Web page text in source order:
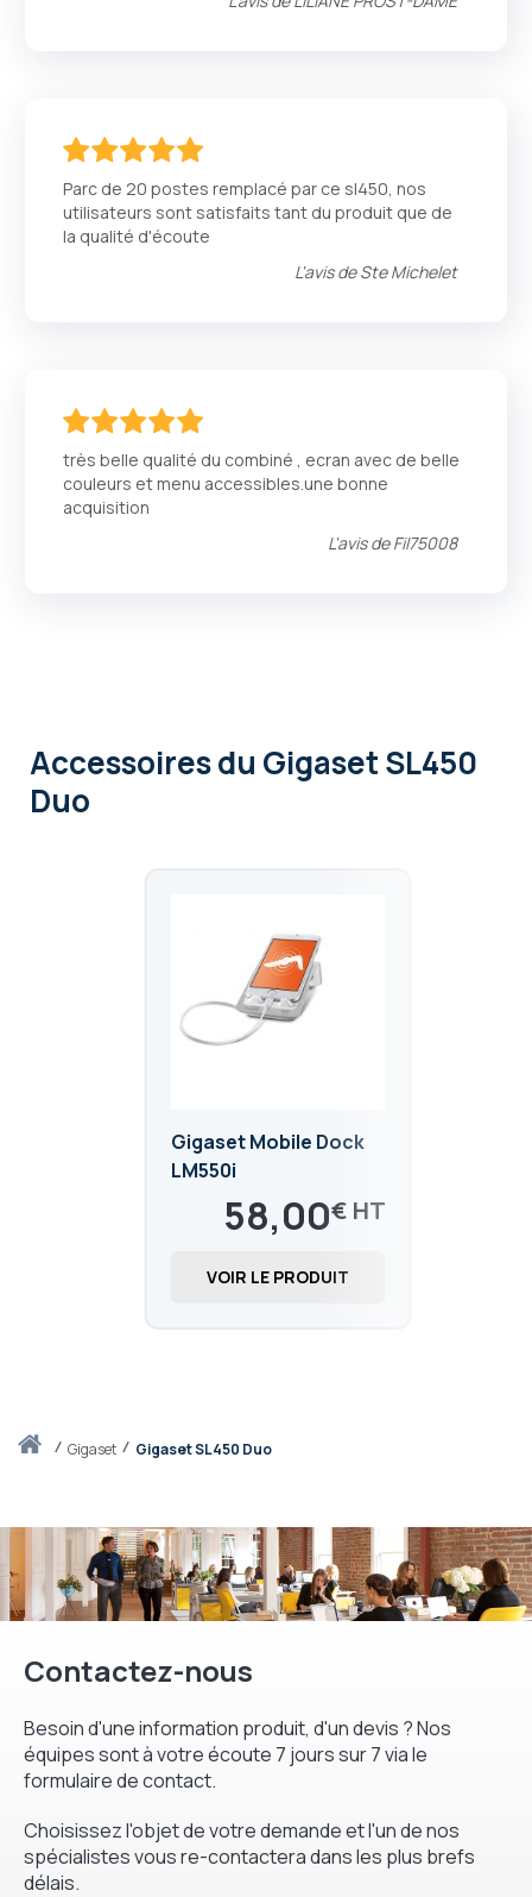
Accueilgigaset Gigaset SL450 Duo
Parc de 20 postes remplacé par ce sl450, nos
utilisateurs sont satisfaits tant du produit que de
la qualité d'écoute
L'avis deSte Michelet
très belle qualité du combiné , ecran avec de belle
couleurs et menu accessibles.une bonne
acquisition
L'avis deFil75008
Accessoiresdu Gigaset SL450
Duo
Gigaset Mobile Dock
LM550i
58,00€
VOIR LE PRODUIT
Contactez-nous
Besoin d'une information produit, d'un devis ? Nos
équipes sont à votre écoute 7 jours sur 7 via le
formulaire de contact.
Choisissez l'objet de votre demande et l'un de nos
spécialistes vous re-contactera dans les plus brefs
délais.